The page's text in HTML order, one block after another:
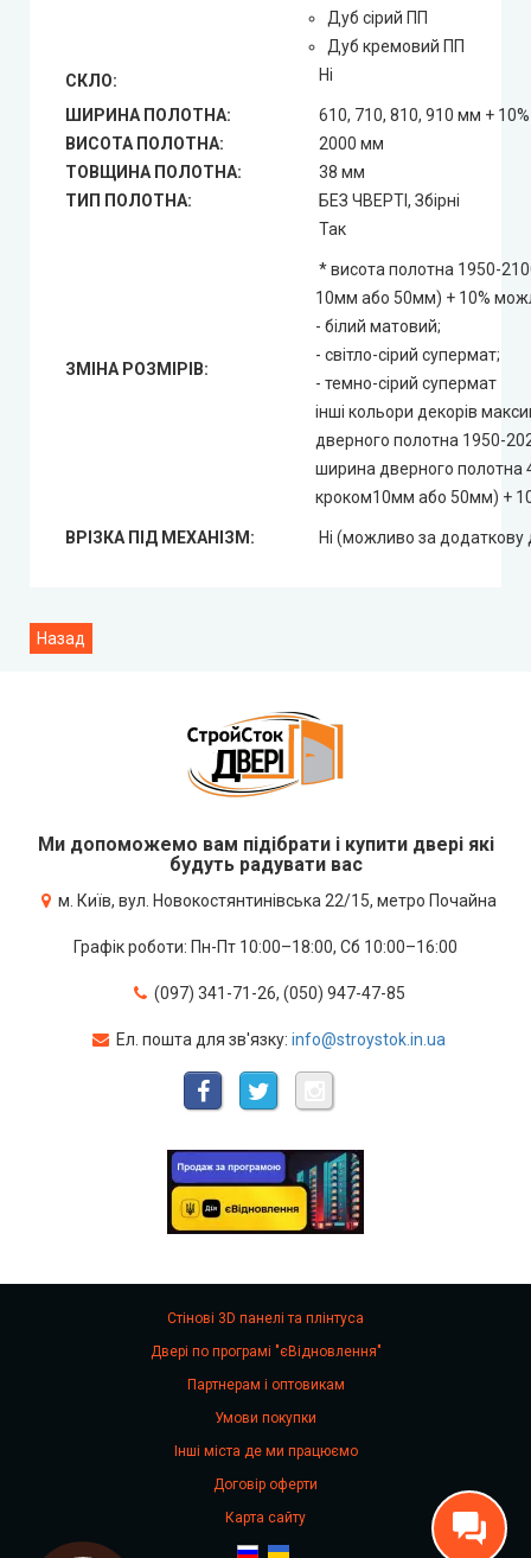
Дуб сірий ПП
Дуб кремовий ПП
СКЛО:
Ні
ШИРИНА ПОЛОТНА:
610, 710, 810, 910 мм + 10%
ВИСОТА ПОЛОТНА:
2000 мм
ТОВЩИНА ПОЛОТНА:
38 мм
ТИП ПОЛОТНА:
БЕЗ ЧВЕРТІ, Збірні
ЗМІНА РОЗМІРІВ:
Так
* висота полотна 1950-
10мм або 50мм) + 10%
- білий матовий;
- світло-сірий супермат;
- темно-сірий супермат
інші кольори декорів
дверного полотна 1950-
ширина дверного полотна
кроком10мм або 50мм) +
ВРІЗКА ПІД МЕХАНІЗМ: Ні (можливо за додаткову
Ми допоможемо вам підібрати і купити двері які
будуть радувати вас
м. Київ, вул. Новокостянтинівська 22/15, метро Почайна
Графік роботи: Пн-Пт 10:00–18:00, Сб 10:00–16:00
(097) 341-71-26, (050) 947-47-85
Ел. пошта для зв'язку: info@stroystok.in.ua
Стінові 3D панелі та плінтуса
Двері по програмі "єВідновлення"
Партнерам і оптовикам
Умови покупки
Інші міста де ми працюємо
Договір оферти
Карта сайту